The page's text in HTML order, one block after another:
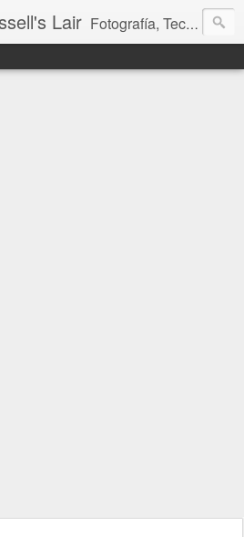
Lair Fotografía, Tecnología, Cine y Videojuegos en un Blog Multitemática. El rinconcito del creador de FotoMuseo 3D y Left 4 SGC.